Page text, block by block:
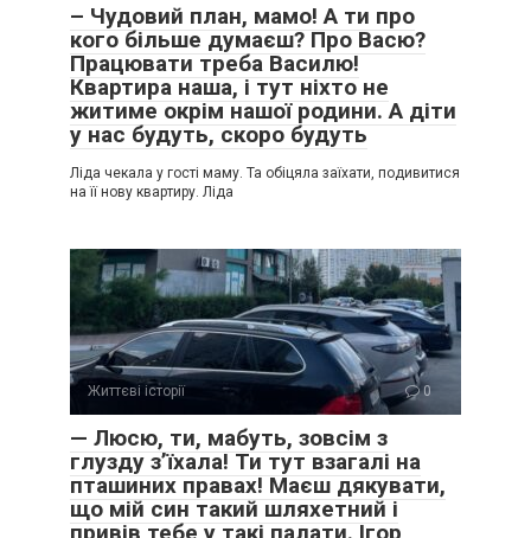
– Чудовий план, мамо! А ти про
кого більше думаєш? Про Васю?
Працювати треба Василю!
Квартира наша, і тут ніхто не
житиме окрім нашої родини. А діти
у нас будуть, скоро будуть
Ліда чекала у гості маму. Та обіцяла заїхати, подивитися
на її нову квартиру. Ліда
Життєві історії 0
— Люсю, ти, мабуть, зовсім з
глузду з’їхала! Ти тут взагалі на
пташиних правах! Маєш дякувати,
що мій син такий шляхетний і
привів тебе у такі палати. Ігор